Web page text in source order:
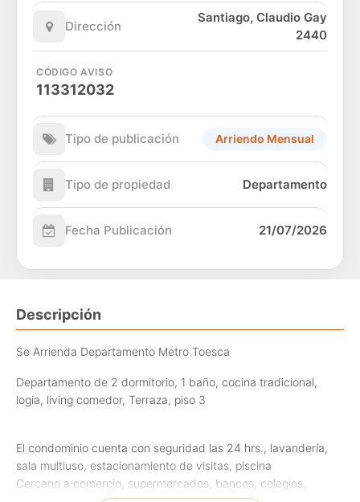
Dirección
Santiago, Claudio Gay
2440
CÓDIGO AVISO
113312032
Tipo de publicación Arriendo Mensual
Tipo de propiedad Departamento
Fecha Publicación 21/07/2026
Descripción
Se Arrienda Departamento Metro Toesca
Departamento de 2 dormitorio, 1 baño, cocina tradicional,
logia, living comedor, Terraza, piso 3
El condominio cuenta con seguridad las 24 hrs., lavandería,
sala multiuso, estacionamiento de visitas, piscina
Cercano a comercio, supermercados, bancos, colegios,